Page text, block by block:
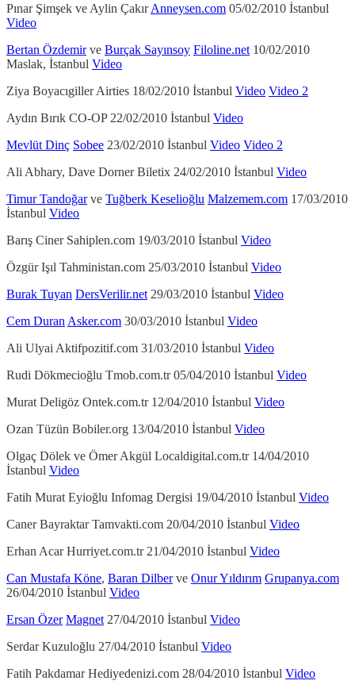
Pınar Şimşek ve Aylin ÇakırAnneysen.com 05/02/2010 İstanbul
Video
Bertan Özdemirve Burçak Sayınsoy Filoline.net 10/02/2010
Maslak, İstanbul Video
Ziya Boyacıgiller Airties 18/02/2010 İstanbul Video Video 2
Aydın Bırık CO-OP 22/02/2010 İstanbul Video
Mevlüt Dinç Sobee 23/02/2010 İstanbul Video Video 2
Ali Abhary, Dave Dorner Biletix 24/02/2010 İstanbul Video
Timur Tandoğarve Tuğberk Keselioğlu Malzemem.com 17/03/2010
İstanbul Video
Barış Ciner Sahiplen.com 19/03/2010 İstanbul Video
Özgür Işıl Tahministan.com 25/03/2010 İstanbul Video
Burak Tuyan DersVerilir.net 29/03/2010 İstanbul Video
Cem Duran Asker.com 30/03/2010 İstanbul Video
Ali Ulyai Aktifpozitif.com 31/03/2010 İstanbul Video
Rudi Dökmecioğlu Tmob.com.tr 05/04/2010 İstanbul Video
Murat Deligöz Ontek.com.tr 12/04/2010 İstanbul Video
Ozan Tüzün Bobiler.org 13/04/2010 İstanbul Video
Olgaç Dölek ve Ömer Akgül Localdigital.com.tr 14/04/2010
İstanbul Video
Fatih Murat Eyioğlu Infomag Dergisi 19/04/2010 İstanbul Video
Caner Bayraktar Tamvakti.com 20/04/2010 İstanbul Video
Erhan Acar Hurriyet.com.tr 21/04/2010 İstanbul Video
Can Mustafa Köne, Baran Dilberve Onur Yıldırım Grupanya.com
26/04/2010 İstanbul Video
Ersan Özer Magnet 27/04/2010 İstanbul Video
Serdar Kuzuloğlu 27/04/2010 İstanbul Video
Fatih Pakdamar Hediyedenizi.com 28/04/2010 İstanbul Video